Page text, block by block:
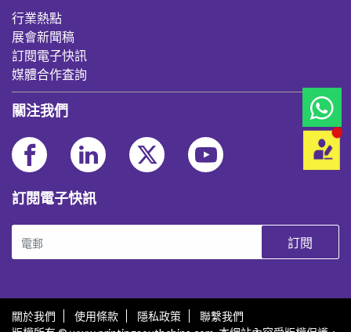
行業熱點
展會新聞稿
訂閱電子快訊
媒體合作査詢
關注我們
訂閱電子快訊
訂閱
關於我們 使用條款 隱私政策
聯繫我們